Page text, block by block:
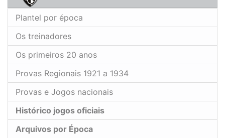
Plantel por época
Os treinadores
Os primeiros 20 anos
Provas Regionais 1921 a 1934
Provas e Jogos nacionais
Histórico jogos oficiais
Arquivos por Época